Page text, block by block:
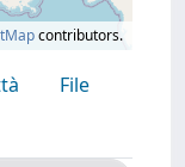
contributors.
File